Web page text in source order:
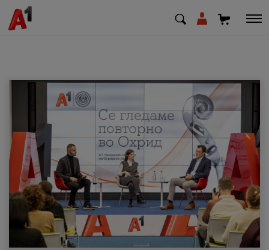
МК SQ
Приватни Деловни
Поддршка
Надополни кредит